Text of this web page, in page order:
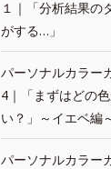
１｜「分析結果の
がする…」
パーソナルカラー
4｜「まずはどの
い？」～イエベ編
パーソナルカラー